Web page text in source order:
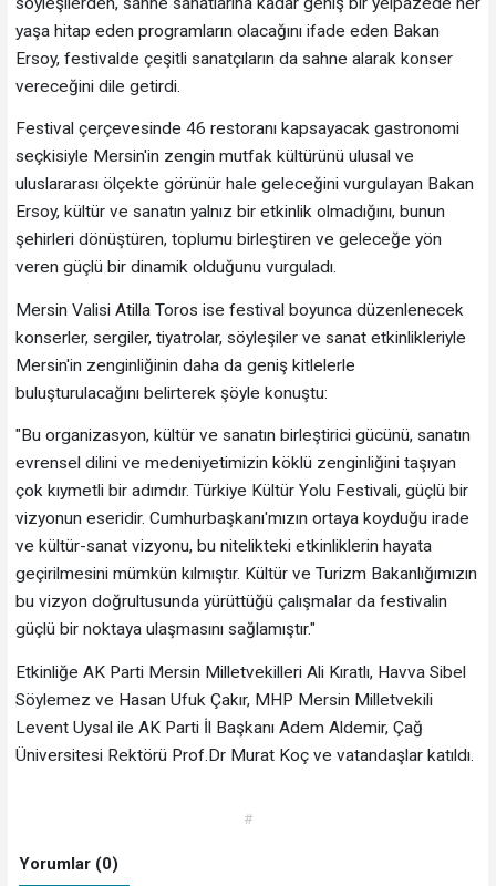
yaşa hitap eden programların olacağını ifade eden Bakan
Ersoy, festivalde çeşitli sanatçıların da sahne alarak konser
vereceğini dile getirdi.
Festival çerçevesinde 46 restoranı kapsayacak gastronomi
seçkisiyle Mersin'in zengin mutfak kültürünü ulusal ve
uluslararası ölçekte görünür hale geleceğini vurgulayan Bakan
Ersoy, kültür ve sanatın yalnız bir etkinlik olmadığını, bunun
şehirleri dönüştüren, toplumu birleştiren ve geleceğe yön
veren güçlü bir dinamik olduğunu vurguladı.
Mersin Valisi Atilla Toros ise festival boyunca düzenlenecek
konserler, sergiler, tiyatrolar, söyleşiler ve sanat etkinlikleriyle
Mersin'in zenginliğinin daha da geniş kitlelerle
buluşturulacağını belirterek şöyle konuştu:
"Bu organizasyon, kültür ve sanatın birleştirici gücünü, sanatın
evrensel dilini ve medeniyetimizin köklü zenginliğini taşıyan
çok kıymetli bir adımdır. Türkiye Kültür Yolu Festivali, güçlü bir
vizyonun eseridir. Cumhurbaşkanı'mızın ortaya koyduğu irade
ve kültür-sanat vizyonu, bu nitelikteki etkinliklerin hayata
geçirilmesini mümkün kılmıştır. Kültür ve Turizm Bakanlığımızın
bu vizyon doğrultusunda yürüttüğü çalışmalar da festivalin
güçlü bir noktaya ulaşmasını sağlamıştır."
Etkinliğe AK Parti Mersin Milletvekilleri Ali Kıratlı, Havva Sibel
Söylemez ve Hasan Ufuk Çakır, MHP Mersin Milletvekili
Levent Uysal ile AK Parti İl Başkanı Adem Aldemir, Çağ
Üniversitesi Rektörü Prof.Dr Murat Koç ve vatandaşlar katıldı.
#
Yorumlar (0)